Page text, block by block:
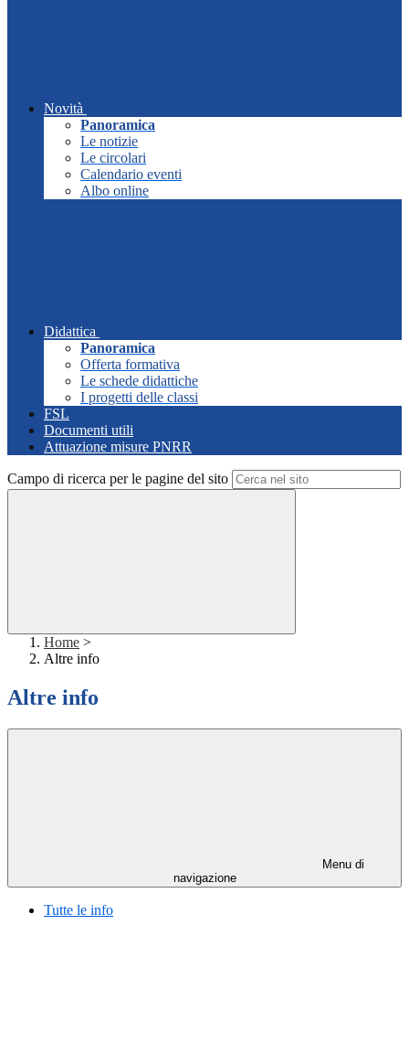
Novità
Panoramica
Le notizie
Le circolari
Calendario eventi
Albo online
Didattica
Panoramica
Offerta formativa
Le schede didattiche
I progetti delle classi
FSL
Documenti utili
Attuazione misure PNRR
Campo di ricerca per le pagine del sito
Home >
Altre info
Altre info
Menu di
navigazione
Tutte le info